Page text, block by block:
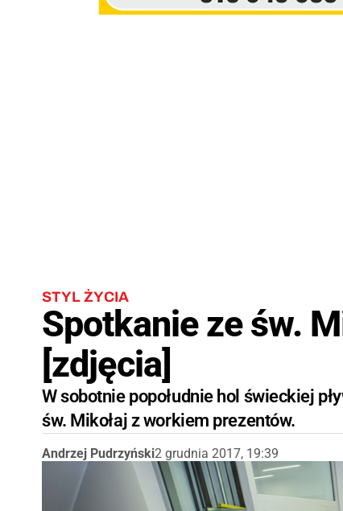
STYL ŻYCIA
Spotkanie ze św.
[zdjęcia]
W sobotnie popołudnie hol świeckiej
św. Mikołaj z workiem prezentów.
Andrzej Pudrzyński2 grudnia 2017, 19:39